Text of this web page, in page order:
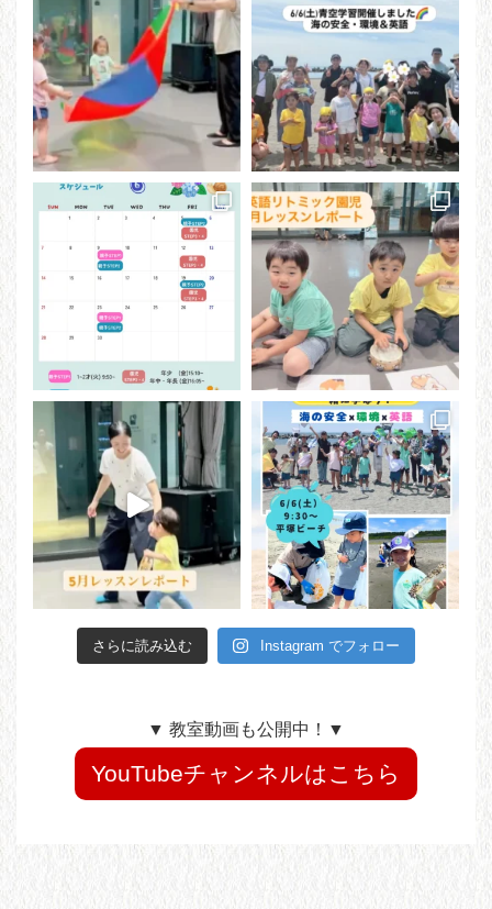
さらに読み込む Instagram でフォロー
▼ 教室動画も公開中！▼
YouTubeチャンネルはこちら